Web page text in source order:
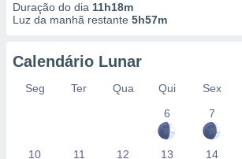
Duração do dia 11h18m
Luz da manhã restante 5h57m
Calendário Lunar
Seg Ter Qua Qui Sex
6
7
10 11 12 13 14